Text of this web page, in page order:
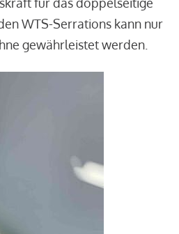
WTS-Serrations kann nur
gewährleistet werden.